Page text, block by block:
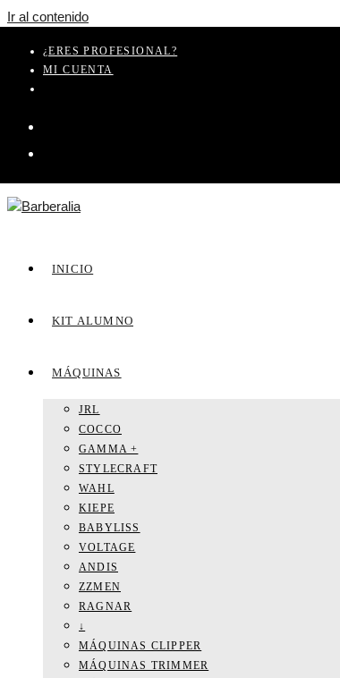
Ir al contenido
¿ERES PROFESIONAL?
MI CUENTA
INICIO
KIT ALUMNO
MÁQUINAS
JRL
COCCO
GAMMA +
STYLECRAFT
WAHL
KIEPE
BABYLISS
VOLTAGE
ANDIS
ZZMEN
RAGNAR
↓
MÁQUINAS CLIPPER
MÁQUINAS TRIMMER